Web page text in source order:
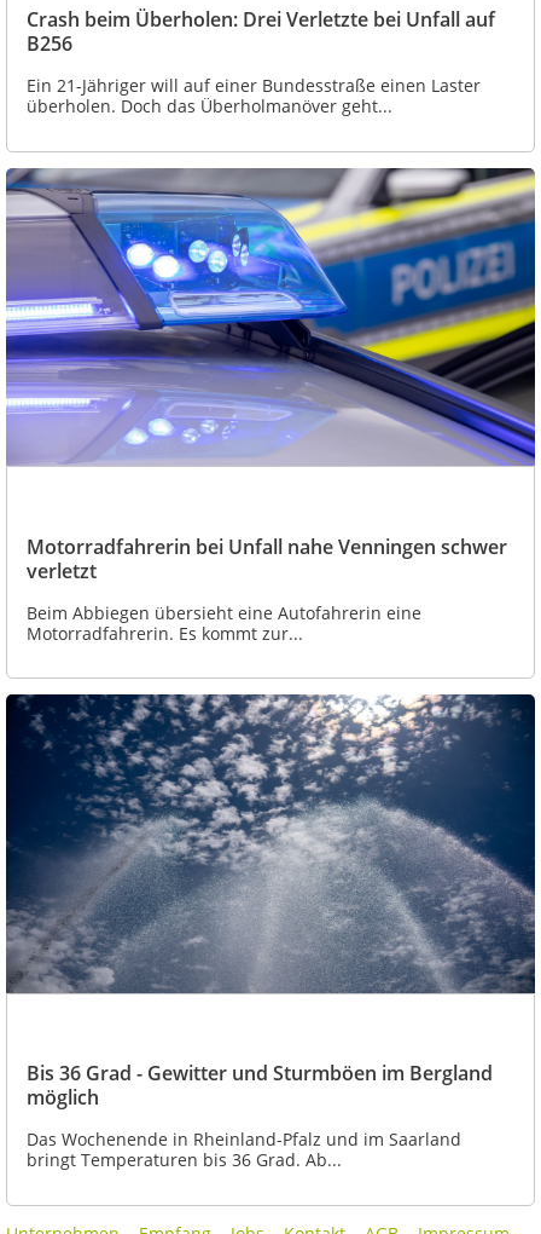
Crash beim Überholen: Drei Verletzte bei Unfall auf
B256
Ein 21-Jähriger will auf einer Bundesstraße einen Laster
überholen. Doch das Überholmanöver geht...
Motorradfahrerin bei Unfall nahe Venningen schwer
verletzt
Beim Abbiegen übersieht eine Autofahrerin eine
Motorradfahrerin. Es kommt zur...
Bis 36 Grad - Gewitter und Sturmböen im Bergland
möglich
Das Wochenende in Rheinland-Pfalz und im Saarland
bringt Temperaturen bis 36 Grad. Ab...